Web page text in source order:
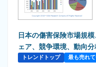
日本の傷害保険市場規
ェア、競争環境、動向分
トレンドトップ 最も売れ